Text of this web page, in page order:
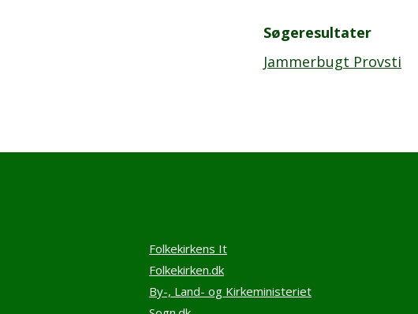
Søgeresultater
Jammerbugt Provsti
Folkekirkens It
Folkekirken.dk
By-, Land- og Kirkeministeriet